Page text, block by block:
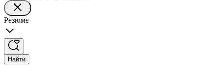
Резюме
Найти